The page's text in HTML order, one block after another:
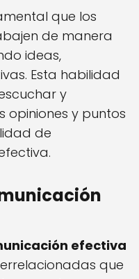
que los
de manera
ideas,
Esta habilidad
y
opiniones y puntos
de
efectiva
que